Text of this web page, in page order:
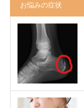
お悩みの症状